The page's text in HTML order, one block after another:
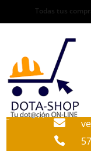
Todas tus

